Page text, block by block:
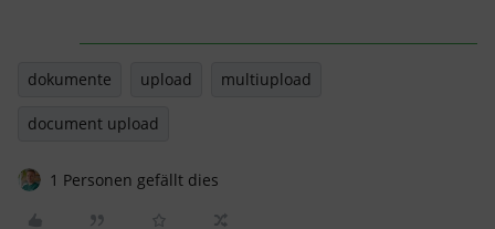
dokumente upload multiupload
document upload
1 Personen gefällt dies